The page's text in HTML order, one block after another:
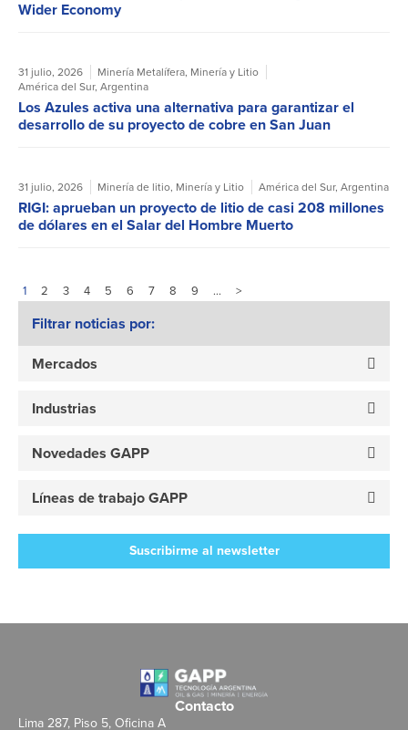
Filtrar noticias por:
Mercados
Industrias
Novedades GAPP
Líneas de trabajo GAPP
Suscribirme al newsletter
Wider Economy
31 julio, 2026 Minería Metalífera, Minería y Litio
América del Sur, Argentina
Los Azules activa una alternativa para garantizar el
desarrollo de su proyecto de cobre en San Juan
31 julio, 2026 Minería de litio, Minería y Litio América del Sur, Argentina
RIGI: aprueban un proyecto de litio de casi 208 millones
de dólares en el Salar del Hombre Muerto
1 2 3 4 5 6 7 8 9 … >
Contacto
Lima 287, Piso 5, Oficina A